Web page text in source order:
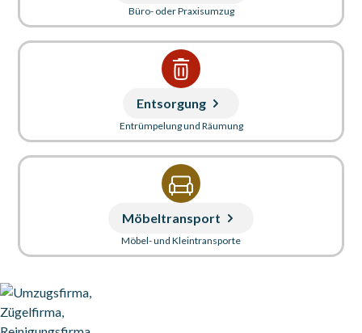
Büro- oder Praxisumzug
Entsorgung
Entrümpelung und Räumung
Möbeltransport
Möbel- und Kleintransporte